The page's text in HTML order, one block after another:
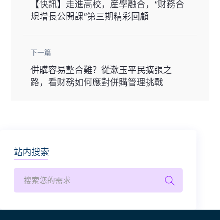
【快訊】走進高校，産學融合，“财務合
規增長公開課”第三期精彩回顧
下一篇
併購容易整合難？從漱玉平民擴張之
路，看财務如何應對併購管理挑戰
站内搜索